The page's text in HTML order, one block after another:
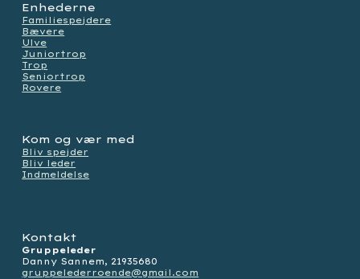
Enhederne
Familiespejdere
Bævere
Ulve
Juniortrop
Trop
Seniortrop
Rovere
Kom og vær med
Bliv spejder
Bliv leder
Indmeldelse
Kontakt
Gruppeleder
Danny Sannem, 21935680
gruppelederroende@gmail.com